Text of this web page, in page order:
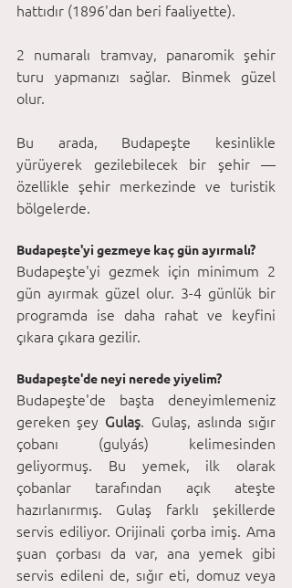
hattıdır (1896'dan beri faaliyette).
2 numaralı tramvay, panaromik şehir
turu yapmanızı sağlar. Binmek güzel
olur.
Bu arada, Budapeşte kesinlikle
yürüyerek gezilebilecek bir şehir —
özellikle şehir merkezinde ve turistik
bölgelerde.
Budapeşte'yi gezmeye kaç gün ayırmalı?
Budapeşte'yi gezmek için minimum 2
gün ayırmak güzel olur. 3-4 günlük bir
programda ise daha rahat ve keyfini
çıkara çıkara gezilir.
Budapeşte'de neyi nerede yiyelim?
Budapeşte'de başta deneyimlemeniz
gereken şey Gulaş. Gulaş, aslında sığır
çobanı (gulyás) kelimesinden
geliyormuş. Bu yemek, ilk olarak
çobanlar tarafından açık ateşte
hazırlanırmış. Gulaş farklı şekillerde
servis ediliyor. Orijinali çorba imiş. Ama
şuan çorbası da var, ana yemek gibi
servis edileni de, sığır eti, domuz veya